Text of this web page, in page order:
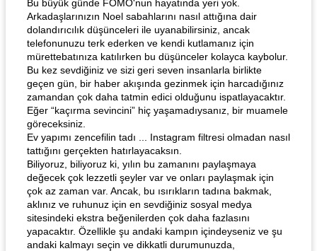
Bu büyük günde FOMO'nun hayatında yeri yok.
Arkadaşlarınızın Noel sabahlarını nasıl attığına dair
dolandırıcılık düşünceleri ile uyanabilirsiniz, ancak
telefonunuzu terk ederken ve kendi kutlamanız için
mürettebatınıza katılırken bu düşünceler kolayca kaybolur.
Bu kez sevdiğiniz ve sizi geri seven insanlarla birlikte
geçen gün, bir haber akışında gezinmek için harcadığınız
zamandan çok daha tatmin edici olduğunu ispatlayacaktır.
Eğer “kaçırma sevincini” hiç yaşamadıysanız, bir muamele
göreceksiniz.
Ev yapımı zencefilin tadı ... Instagram filtresi olmadan nasıl
tattığını gerçekten hatırlayacaksın.
Biliyoruz, biliyoruz ki, yılın bu zamanını paylaşmaya
değecek çok lezzetli şeyler var ve onları paylaşmak için
çok az zaman var. Ancak, bu ısırıkların tadına bakmak,
aklınız ve ruhunuz için en sevdiğiniz sosyal medya
sitesindeki ekstra beğenilerden çok daha fazlasını
yapacaktır. Özellikle şu andaki kampın içindeyseniz ve şu
andaki kalmayı seçin ve dikkatli durumunuzda,